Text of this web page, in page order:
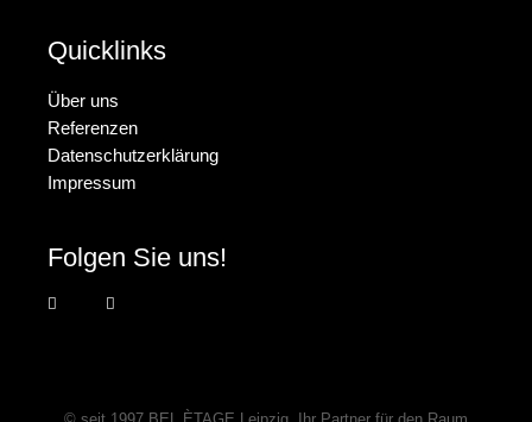
Quicklinks
Über uns
Referenzen
Datenschutzerklärung
Impressum
Folgen Sie uns!